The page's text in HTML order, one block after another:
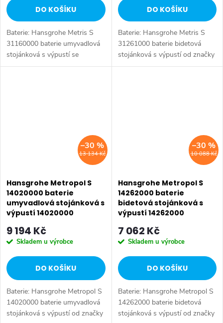
DO KOŠÍKU
Baterie: Hansgrohe Metris S
31160000 baterie umyvadlová
stojánková s výpustí se
sprškou od značky Hansgrohe.
DO KOŠÍKU
Baterie: Hansgrohe Metris S
31261000 baterie bidetová
stojánková s výpustí od značky
Hansgrohe. Série: Metris S. Typ
13 134 Kč
–30 %
Hansgrohe Metropol S
14020000 baterie
umyvadlová stojánková s
výpustí 14020000
9 194 Kč
Skladem u výrobce
DO KOŠÍKU
Baterie: Hansgrohe Metropol S
14020000 baterie umyvadlová
stojánková s výpustí od značky
10 088 Kč
–30 %
Hansgrohe Metropol S
14262000 baterie
bidetová stojánková s
výpustí 14262000
7 062 Kč
Skladem u výrobce
DO KOŠÍKU
Baterie: Hansgrohe Metropol S
14262000 baterie bidetová
stojánková s výpustí od značky